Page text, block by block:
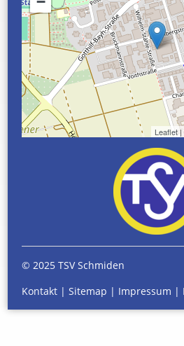
Leaflet|
© 2025 TSV Schmiden
Kontakt |Sitemap | Impressum |